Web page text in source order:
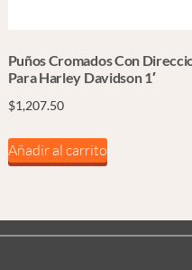
Puños Cromados Con
Para Harley Davidson 1′
$1,207.50
Añadir al carrito